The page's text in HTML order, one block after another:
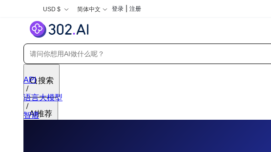
USD $ 简体中文 登录 注册
搜索
AI推荐
API
语言大模型
智谱